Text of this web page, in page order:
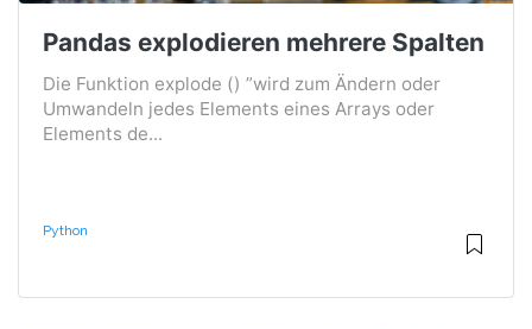
Pandas explodieren mehrere Spalten
Die Funktion explode () ”wird zum Ändern oder
Umwandeln jedes Elements eines Arrays oder
Elements de...
Python